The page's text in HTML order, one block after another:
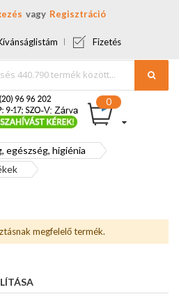
Regisztráció
Fizetés
egészség, higiénia
megfelelő termék.